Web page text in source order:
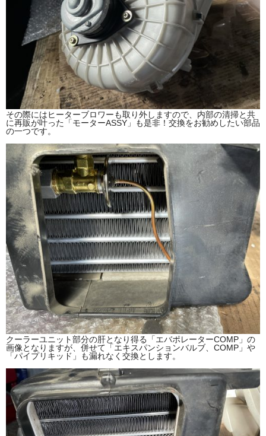
その際にはヒーターブロワーも取り外しますので、内部の清掃と共
に再販が叶った「モーターASSY」も是非！交換をお勧めしたい部品
の一つです。
クーラーユニット部分の肝となり得る「エバポレーターCOMP」の
画像となりますが、併せて「エキスパンションバルブ、COMP」や
「パイプリキッド」も漏れなく交換とします。